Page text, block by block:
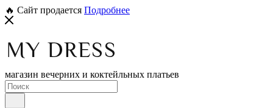
🔥 Сайт продается Подробнее
магазин вечерних и коктейльных платьев